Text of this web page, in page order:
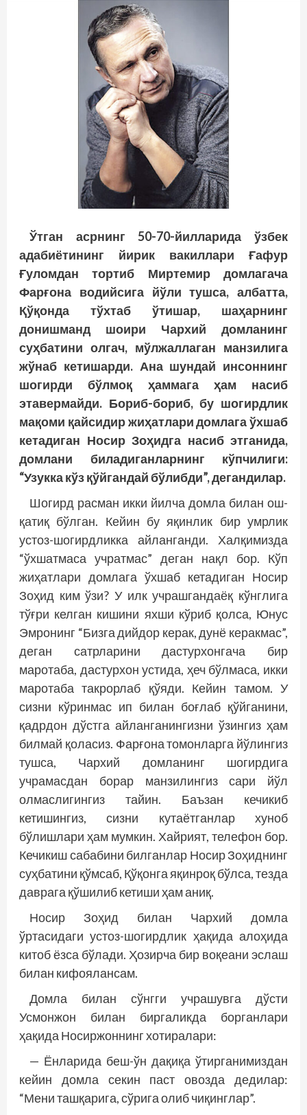
Ўтган асрнинг 50-70-йилларида ўзбек
адабиётининг йирик вакиллари Ғафур
Ғуломдан тортиб Миртемир домлагача
Фарғона водийсига йўли тушса, албатта,
Қўқонда тўхтаб ўтишар, шаҳарнинг
донишманд шоири Чархий домланинг
суҳбатини олгач, мўлжаллаган манзилига
жўнаб кетишарди. Ана шундай инсоннинг
шогирди бўлмоқ ҳаммага ҳам насиб
этавермайди. Бориб-бориб, бу шогирдлик
мақоми қайсидир жиҳатлари домлага ўхшаб
кетадиган Носир Зоҳидга насиб этганида,
домлани биладиганларнинг кўпчилиги:
“Узукка кўз қўйгандай бўлибди”, дегандилар.
Шогирд расман икки йилча домла билан ош-
қатиқ бўлган. Кейин бу яқинлик бир умрлик
устоз-шогирдликка айланганди. Халқимизда
“ўхшатмаса учратмас” деган нақл бор. Кўп
жиҳатлари домлага ўхшаб кетадиган Носир
Зоҳид ким ўзи? У илк учрашгандаёқ кўнглига
тўғри келган кишини яхши кўриб қолса, Юнус
Эмронинг “Бизга дийдор керак, дунё керакмас”,
деган сатрларини дастурхонгача бир
маротаба, дастурхон устида, ҳеч бўлмаса, икки
маротаба такрорлаб қўяди. Кейин тамом. У
сизни кўринмас ип билан боғлаб қўйганини,
қадрдон дўстга айланганингизни ўзингиз ҳам
билмай қоласиз. Фарғона томонларга йўлингиз
тушса, Чархий домланинг шогирдига
учрамасдан борар манзилингиз сари йўл
олмаслигингиз тайин. Баъзан кечикиб
кетишингиз, сизни кутаётганлар хуноб
бўлишлари ҳам мумкин. Хайрият, телефон бор.
Кечикиш сабабини билганлар Носир Зоҳиднинг
суҳбатини қўмсаб, Қўқонга яқинроқ бўлса, тезда
даврага қўшилиб кетиши ҳам аниқ.
Носир Зоҳид билан Чархий домла
ўртасидаги устоз-шогирдлик ҳақида алоҳида
китоб ёзса бўлади. Ҳозирча бир воқеани эслаш
билан кифоялансам.
Домла билан сўнгги учрашувга дўсти
Усмонжон билан биргаликда борганлари
ҳақида Носиржоннинг хотиралари:
— Ёнларида беш-ўн дақиқа ўтирганимиздан
кейин домла секин паст овозда дедилар:
“Мени ташқарига, сўрига олиб чиқинглар”.